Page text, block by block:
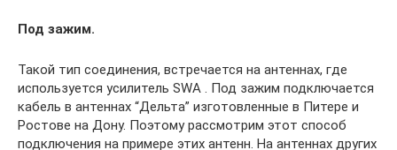
Под зажим.
Такой тип соединения, встречается на антеннах, где
используется усилитель SWA . Под зажим подключается
кабель в антеннах “Дельта” изготовленные в Питере и
Ростове на Дону. Поэтому рассмотрим этот способ
подключения на примере этих антенн. На антеннах других